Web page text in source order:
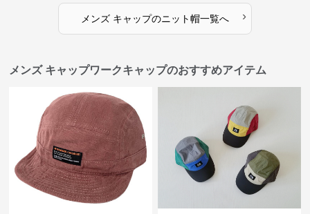
メンズ キャップのニット帽一覧へ ›
メンズ キャップワークキャップのおすすめアイテム